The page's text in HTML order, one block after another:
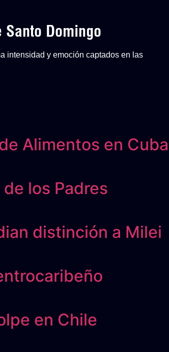
Domingo
intensidad y emoción captados en las
Alimentos en Cuba
los Padres
distinción a Milei
en Chile